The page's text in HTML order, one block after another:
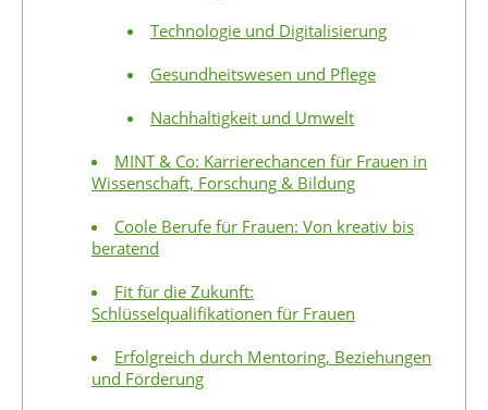
Technologie und Digitalisierung
Gesundheitswesen und Pflege
Nachhaltigkeit und Umwelt
MINT & Co: Karrierechancen für Frauen in
Wissenschaft, Forschung & Bildung
Coole Berufe für Frauen: Von kreativ bis
beratend
Fit für die Zukunft:
Schlüsselqualifikationen für Frauen
Erfolgreich durch Mentoring, Beziehungen
und Förderung